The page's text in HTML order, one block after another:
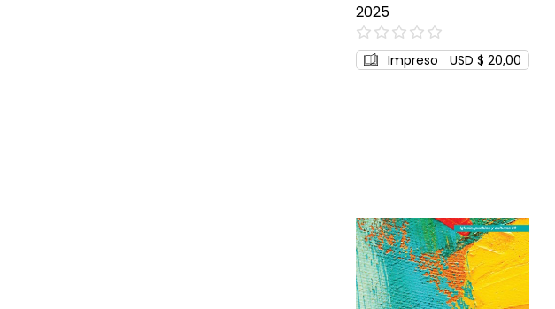
2025
0%
Impreso USD $ 20,00